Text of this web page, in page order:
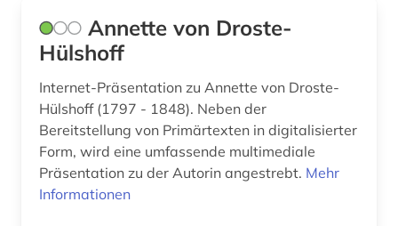
frau (2)
frauen (1)
Annette von Droste-
Hülshoff
Internet-Präsentation zu Annette von Droste-
Hülshoff (1797 - 1848). Neben der
Bereitstellung von Primärtexten in digitalisierter
Form, wird eine umfassende multimediale
Präsentation zu der Autorin angestrebt. Mehr
Informationen